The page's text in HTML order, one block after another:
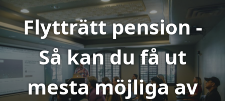
Flytträtt pension -
Så kan du få ut
mesta möjliga av